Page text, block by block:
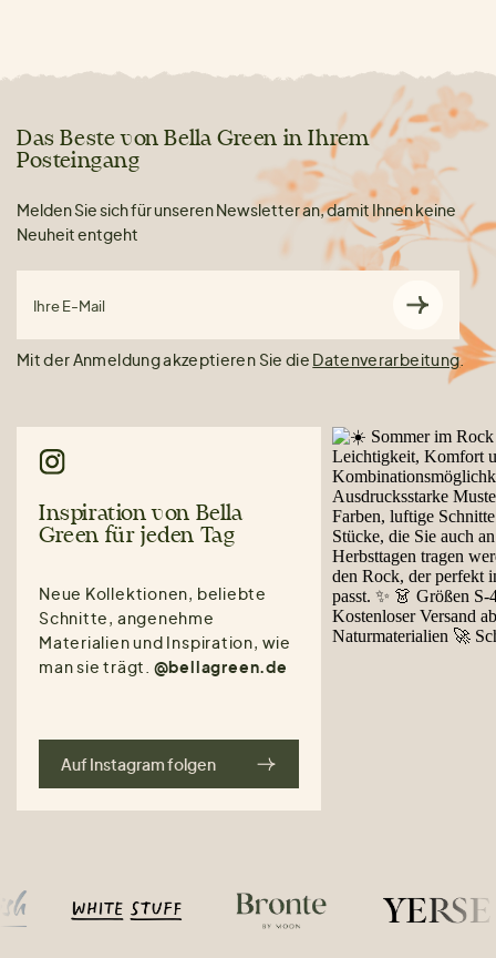
Das Beste von Bella Green in Ihrem
Posteingang
Melden Sie sich für unseren Newsletter an, damit Ihnen keine
Neuheit entgeht
Ihre E-Mail
Mit der Anmeldung akzeptieren Sie die Datenverarbeitung.
Inspiration von Bella
Green für jeden Tag
Neue Kollektionen, beliebte
Schnitte, angenehme
Materialien und Inspiration, wie
man sie trägt. @bellagreen.de
Auf Instagram folgen